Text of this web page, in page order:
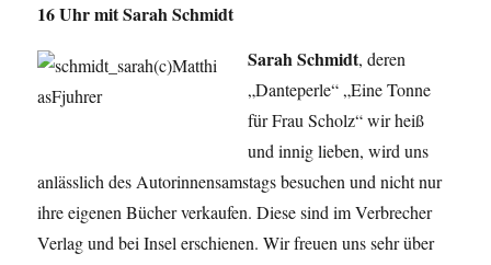
16 Uhr mit Sarah Schmidt
Sarah Schmidt, deren
„Danteperle“ „Eine Tonne
für Frau Scholz“ wir heiß
und innig lieben, wird uns
anlässlich des Autorinnensamstags besuchen und nicht nur
ihre eigenen Bücher verkaufen. Diese sind im Verbrecher
Verlag und bei Insel erschienen. Wir freuen uns sehr über